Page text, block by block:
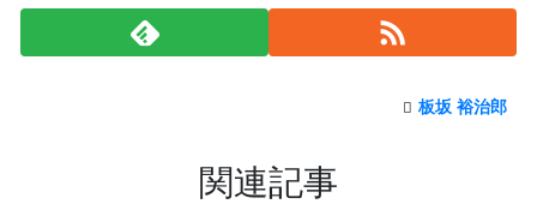
板坂 裕治郎
関連記事